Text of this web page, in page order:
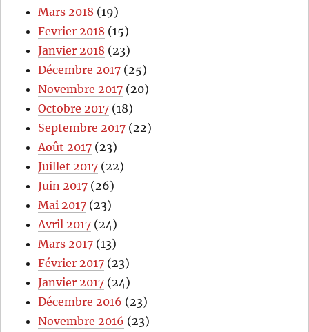
Mars 2018 (19)
Fevrier 2018 (15)
Janvier 2018 (23)
Décembre 2017 (25)
Novembre 2017 (20)
Octobre 2017 (18)
Septembre 2017 (22)
Août 2017 (23)
Juillet 2017 (22)
Juin 2017 (26)
Mai 2017 (23)
Avril 2017 (24)
Mars 2017 (13)
Février 2017 (23)
Janvier 2017 (24)
Décembre 2016 (23)
Novembre 2016 (23)